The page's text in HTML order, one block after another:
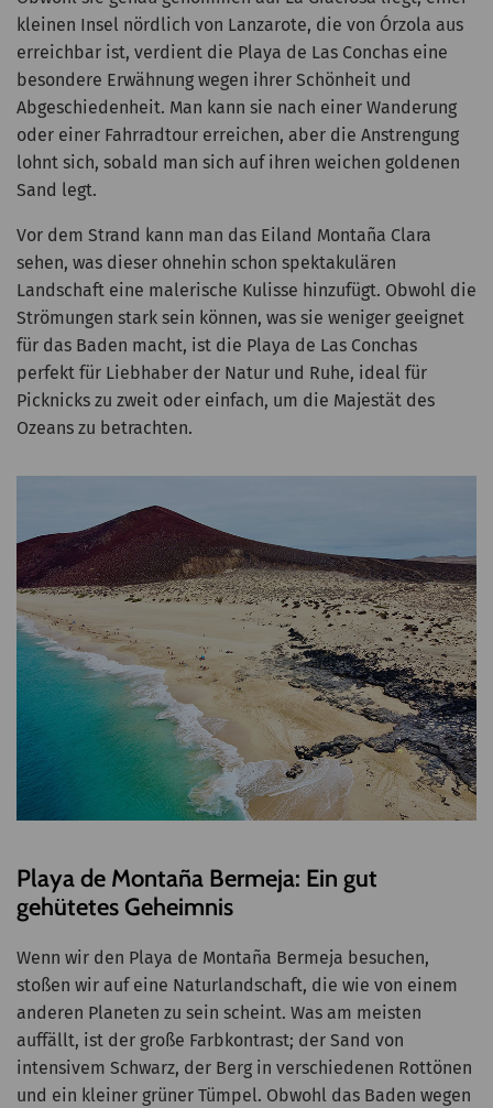
kleinen Insel nördlich von Lanzarote, die von Órzola aus
erreichbar ist, verdient die Playa de Las Conchas eine
besondere Erwähnung wegen ihrer Schönheit und
Abgeschiedenheit. Man kann sie nach einer Wanderung
oder einer Fahrradtour erreichen, aber die Anstrengung
lohnt sich, sobald man sich auf ihren weichen goldenen
Sand legt.
Vor dem Strand kann man das Eiland Montaña Clara
sehen, was dieser ohnehin schon spektakulären
Landschaft eine malerische Kulisse hinzufügt. Obwohl die
Strömungen stark sein können, was sie weniger geeignet
für das Baden macht, ist die Playa de Las Conchas
perfekt für Liebhaber der Natur und Ruhe, ideal für
Picknicks zu zweit oder einfach, um die Majestät des
Ozeans zu betrachten.
Playa de Montaña Bermeja: Ein gut
gehütetes Geheimnis
Wenn wir den Playa de Montaña Bermeja besuchen,
stoßen wir auf eine Naturlandschaft, die wie von einem
anderen Planeten zu sein scheint. Was am meisten
auffällt, ist der große Farbkontrast; der Sand von
intensivem Schwarz, der Berg in verschiedenen Rottönen
und ein kleiner grüner Tümpel. Obwohl das Baden wegen